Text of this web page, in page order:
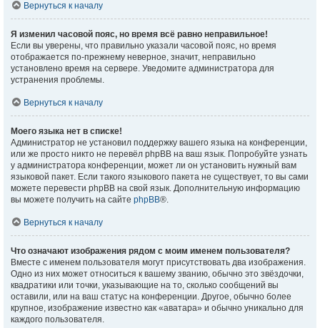
Вернуться к началу
Я изменил часовой пояс, но время всё равно неправильное!
Если вы уверены, что правильно указали часовой пояс, но время
отображается по-прежнему неверное, значит, неправильно
установлено время на сервере. Уведомите администратора для
устранения проблемы.
Вернуться к началу
Моего языка нет в списке!
Администратор не установил поддержку вашего языка на конференции,
или же просто никто не перевёл phpBB на ваш язык. Попробуйте узнать
у администратора конференции, может ли он установить нужный вам
языковой пакет. Если такого языкового пакета не существует, то вы сами
можете перевести phpBB на свой язык. Дополнительную информацию
вы можете получить на сайте phpBB®.
Вернуться к началу
Что означают изображения рядом с моим именем пользователя?
Вместе с именем пользователя могут присутствовать два изображения.
Одно из них может относиться к вашему званию, обычно это звёздочки,
квадратики или точки, указывающие на то, сколько сообщений вы
оставили, или на ваш статус на конференции. Другое, обычно более
крупное, изображение известно как «аватара» и обычно уникально для
каждого пользователя.